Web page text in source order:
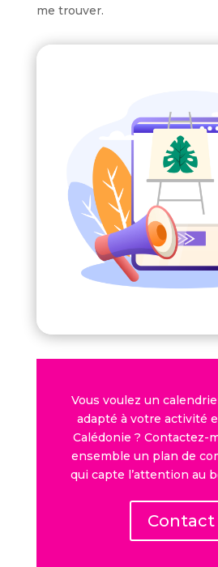
me trouver.
Vous voulez un
adapté à votre activité
Calédonie ? Contactez-
ensemble un plan de
qui capte l’attention au
Contact